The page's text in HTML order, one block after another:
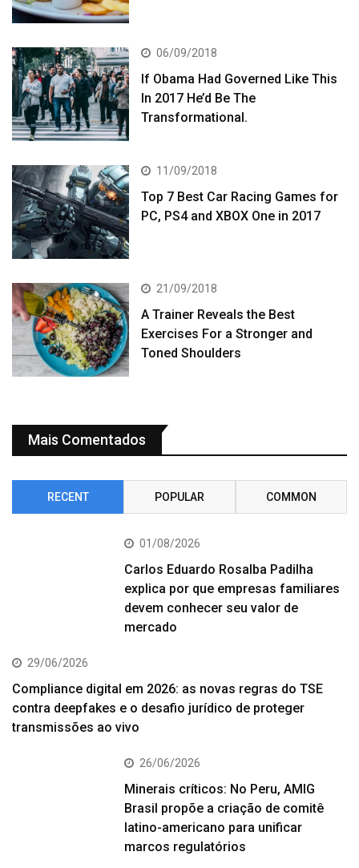
06/09/2018
If Obama Had Governed Like This
In 2017 He’d Be The
Transformational.
11/09/2018
Top 7 Best Car Racing Games for
PC, PS4 and XBOX One in 2017
21/09/2018
A Trainer Reveals the Best
Exercises For a Stronger and
Toned Shoulders
Mais Comentados
RECENT POPULAR COMMON
01/08/2026
Carlos Eduardo Rosalba Padilha
explica por que empresas familiares
devem conhecer seu valor de
mercado
29/06/2026
Compliance digital em 2026: as novas regras do TSE
contra deepfakes e o desafio jurídico de proteger
transmissões ao vivo
26/06/2026
Minerais críticos: No Peru, AMIG
Brasil propõe a criação de comitê
latino-americano para unificar
marcos regulatórios